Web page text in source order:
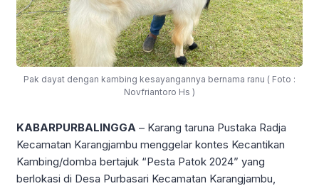
Pak dayat dengan kambing kesayangannya bernama ranu ( Foto :
Novfriantoro Hs )
KABARPURBALINGGA – Karang taruna Pustaka Radja
Kecamatan Karangjambu menggelar kontes Kecantikan
Kambing/domba bertajuk “Pesta Patok 2024” yang
berlokasi di Desa Purbasari Kecamatan Karangjambu,